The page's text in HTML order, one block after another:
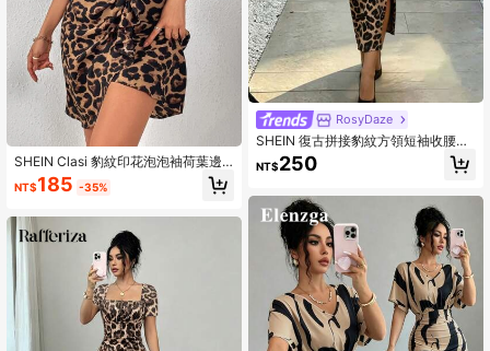
SHEIN Clasi 豹紋印花泡泡袖荷葉邊
褶邊荷葉邊洋裝
NT$185 -35%
RosyDaze
SHEIN 復古拼接豹紋方領短袖收腰洋
裝，復古舞會/畢業季旅行攝影/夏季露
台派對酷颯時尚風
NT$250